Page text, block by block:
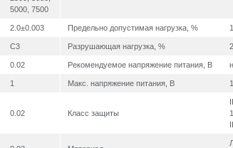
5000, 7500
2.0±0.003 Предельно допустимая нагрузка, %
C3 Разрушающая нагрузка, %
0.02 Рекомендуемое напряжение питания, В
1 Макс. напряжение питания, В
0.02 Класс защиты